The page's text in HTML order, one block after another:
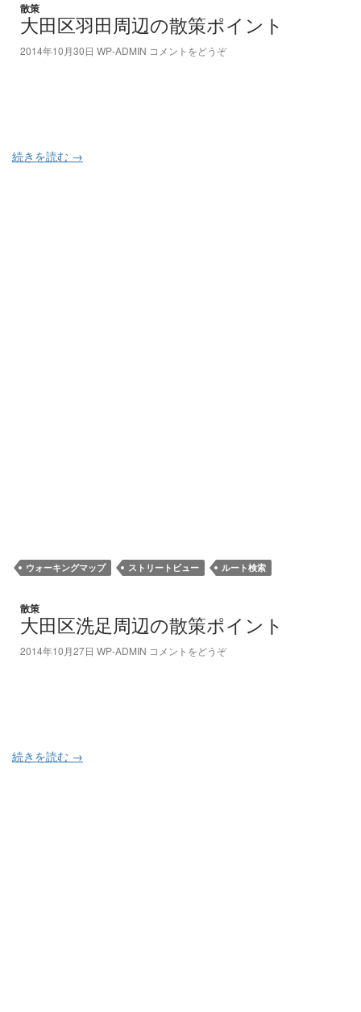
散策
大田区羽田周辺の散策ポイント
2014年10月30日 WP-ADMIN コメントをどうぞ
続きを読む →
ウォーキングマップ ストリートビュー ルート検索
散策
大田区洗足周辺の散策ポイント
2014年10月27日 WP-ADMIN コメントをどうぞ
続きを読む →